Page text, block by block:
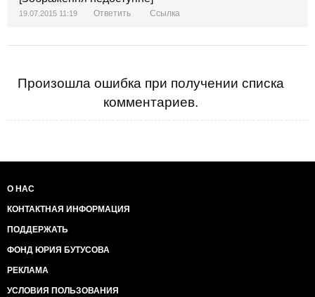
19.07.2015 11:19 Ответить Ссылка
Произошла ошибка при получении списка
комментариев.
О НАС
КОНТАКТНАЯ ИНФОРМАЦИЯ
ПОДДЕРЖАТЬ
ФОНД ЮРИЯ БУТУСОВА
РЕКЛАМА
УСЛОВИЯ ПОЛЬЗОВАНИЯ